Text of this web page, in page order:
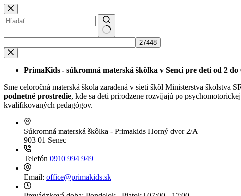
PrimaKids - súkromná materská škôlka v Senci pre deti od 2 do
Sme celoročná materská škola zaradená v sieti škôl Ministerstva školstva
podnetné prostredie, kde sa deti prirodzene rozvíjajú po
kvalifikovaných pedagógov.
Súkromná materská škôlka - Primakids Horný dvor 2/A
903 01 Senec
Telefón 0910 994 949
Email: office@primakids.sk